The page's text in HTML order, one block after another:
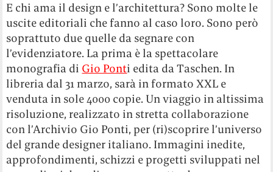
E chi ama il design e l’architettura? Sono molte le
uscite editoriali che fanno al caso loro. Sono però
soprattuto due quelle da segnare con
l’evidenziatore. La prima è la spettacolare
monografia di Gio Ponti edita da Taschen. In
libreria dal 31 marzo, sarà in formato XXL e
venduta in sole 4000 copie. Un viaggio in altissima
risoluzione, realizzato in stretta collaborazione
con l’Archivio Gio Ponti, per (ri)scoprire l’universo
del grande designer italiano. Immagini inedite,
approfondimenti, schizzi e progetti sviluppati nel